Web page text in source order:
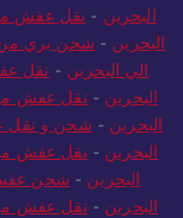
البحرين - نقل عفش
البحرين - شحن بري من
الي البحرين - نقل
البحرين - نقل عفش
البحرين - شحن و نقل
البحرين - نقل عفش
البحرين - شحن عفش
البحرين - نقل عفش